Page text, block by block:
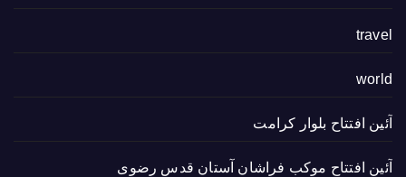
travel
world
آئین افتتاح بلوار کرامت
آئین افتتاح موکب فراشان آستان قدس رضوی